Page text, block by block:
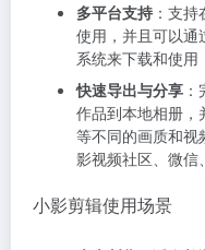
多平台支持 ：支
使用，并且可以通
系统来下载和使
快速导出与分享
作品到本地相册
等不同的画质和视
影视频社区、微信
小影剪辑使用场景